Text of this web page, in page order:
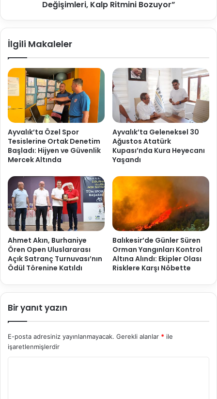
Değişimleri, Kalp Ritmini Bozuyor”
İlgili Makaleler
Ayvalık’ta Özel Spor
Tesislerine Ortak Denetim
Başladı: Hijyen ve Güvenlik
Mercek Altında
Ayvalık’ta Geleneksel 30
Ağustos Atatürk
Kupası’nda Kura Heyecanı
Yaşandı
Ahmet Akın, Burhaniye
Ören Open Uluslararası
Açık Satranç Turnuvası’nın
Ödül Törenine Katıldı
Balıkesir’de Günler Süren
Orman Yangınları Kontrol
Altına Alındı: Ekipler Olası
Risklere Karşı Nöbette
Bir yanıt yazın
E-posta adresiniz yayınlanmayacak. Gerekli alanlar * ile
işaretlenmişlerdir